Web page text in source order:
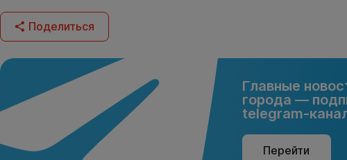
Поделиться
Главные
города —
telegram-
Перейти